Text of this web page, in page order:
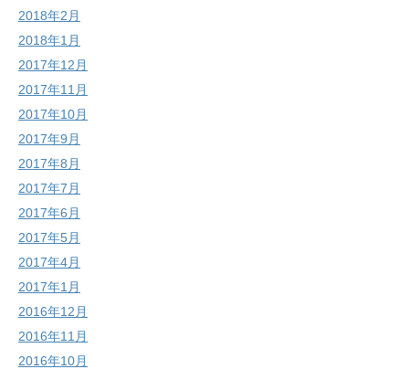
2018年2月
2018年1月
2017年12月
2017年11月
2017年10月
2017年9月
2017年8月
2017年7月
2017年6月
2017年5月
2017年4月
2017年1月
2016年12月
2016年11月
2016年10月